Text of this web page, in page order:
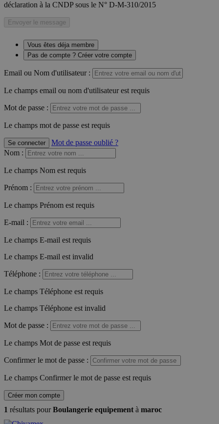
déclaration à la CNDP sous le N° D-M-310/2015
Envoyer le message
Vous êtes déja membre
Pas de compte ? Créer votre compte
Email ou Nom d'utilisateur :
Le champs email ou nom d'utilisateur est requis
Mot de passe :
Le champs mot de passe est requis
Se connecter
Mot de passe oublié ?
Nom :
Le champs Nom est requis
Prénom :
Le champs Prénom est requis
E-mail :
Le champs E-mail est requis
Le champs E-mail est invalid
Téléphone :
Le champs Téléphone est requis
Le champs Téléphone est invalid
Mot de passe :
Le champs Mot de passe est requis
Confirmer le mot de passe :
Le champs Confirmer le mot de passe est requis
Créer mon compte
1 résultats pourBoulangerie equipement à maroc